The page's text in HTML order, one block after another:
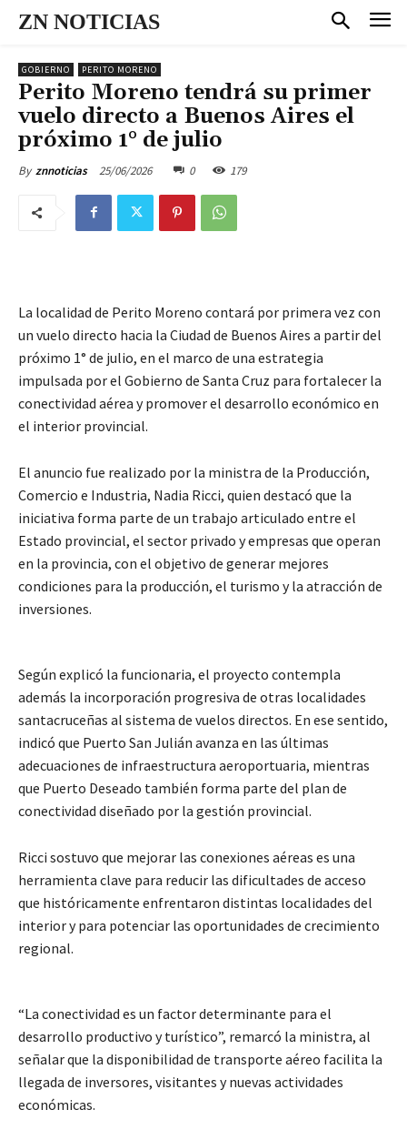
ZN NOTICIAS
GOBIERNO PERITO MORENO
Perito Moreno tendrá su primer
vuelo directo a Buenos Aires el
próximo 1° de julio
By znnoticias 25/06/2026 0 179
La localidad de Perito Moreno contará por primera vez con
un vuelo directo hacia la Ciudad de Buenos Aires a partir del
próximo 1° de julio, en el marco de una estrategia
impulsada por el Gobierno de Santa Cruz para fortalecer la
conectividad aérea y promover el desarrollo económico en
el interior provincial.
El anuncio fue realizado por la ministra de la Producción,
Comercio e Industria, Nadia Ricci, quien destacó que la
iniciativa forma parte de un trabajo articulado entre el
Estado provincial, el sector privado y empresas que operan
en la provincia, con el objetivo de generar mejores
condiciones para la producción, el turismo y la atracción de
inversiones.
Según explicó la funcionaria, el proyecto contempla
además la incorporación progresiva de otras localidades
santacruceñas al sistema de vuelos directos. En ese sentido,
indicó que Puerto San Julián avanza en las últimas
adecuaciones de infraestructura aeroportuaria, mientras
que Puerto Deseado también forma parte del plan de
conectividad diseñado por la gestión provincial.
Ricci sostuvo que mejorar las conexiones aéreas es una
herramienta clave para reducir las dificultades de acceso
que históricamente enfrentaron distintas localidades del
interior y para potenciar las oportunidades de crecimiento
regional.
“La conectividad es un factor determinante para el
desarrollo productivo y turístico”, remarcó la ministra, al
señalar que la disponibilidad de transporte aéreo facilita la
llegada de inversores, visitantes y nuevas actividades
económicas.